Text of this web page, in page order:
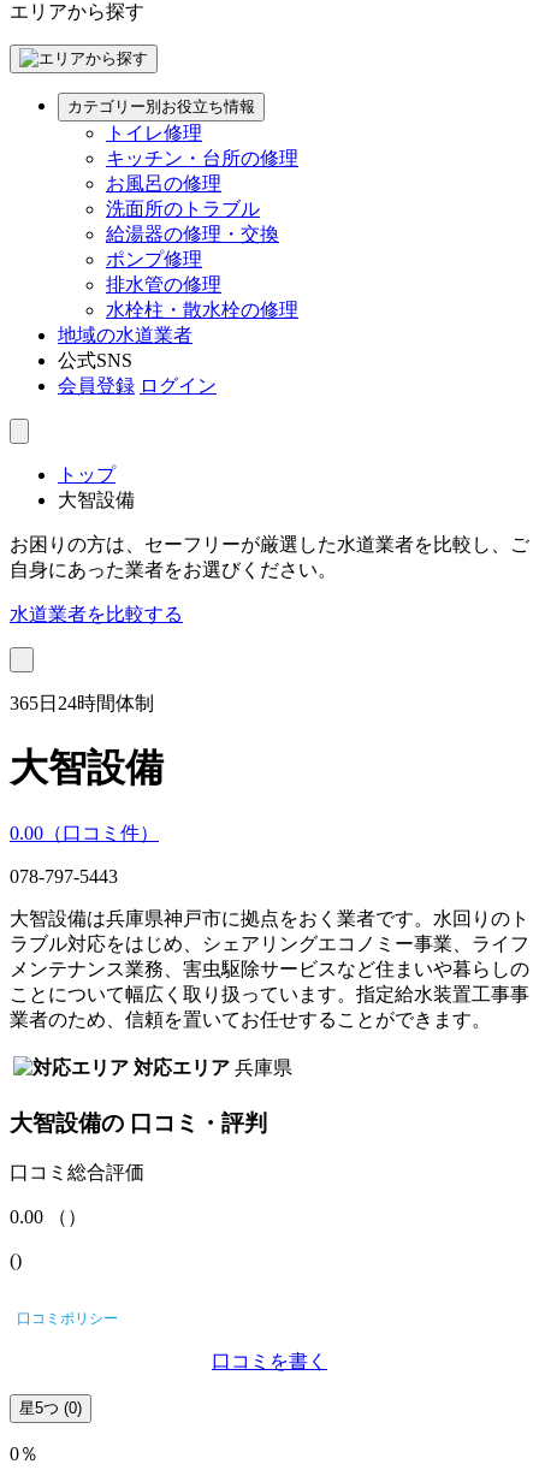
エリアから探す
カテゴリー別お役立ち情報
トイレ修理
キッチン・台所の修理
お風呂の修理
洗面所のトラブル
給湯器の修理・交換
ポンプ修理
排水管の修理
水栓柱・散水栓の修理
地域の水道業者
公式SNS
会員登録 ログイン
トップ
大智設備
お困りの方は、セーフリーが厳選した水道業者を比較し、ご
自身にあった業者をお選びください。
水道業者を比較する
365日24時間体制
大智設備
0.00 （口コミ 件）
078-797-5443
大智設備は兵庫県神戸市に拠点をおく業者です。水回りのト
ラブル対応をはじめ、シェアリングエコノミー事業、ライフ
メンテナンス業務、害虫駆除サービスなど住まいや暮らしの
ことについて幅広く取り扱っています。指定給水装置工事事
業者のため、信頼を置いてお任せすることができます。
対応エリア 兵庫県
大智設備の 口コミ・評判
口コミ総合評価
0.00 （ ）
()
口コミポリシー
口コミを書く
星5つ (0)
0％